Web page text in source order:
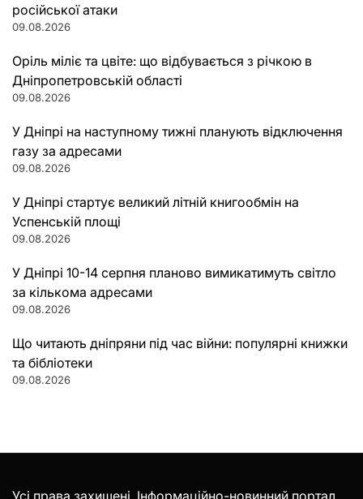
російської атаки
09.08.2026
Оріль міліє та цвіте: що відбувається з річкою в
Дніпропетровській області
09.08.2026
У Дніпрі на наступному тижні планують відключення
газу за адресами
09.08.2026
У Дніпрі стартує великий літній книгообмін на
Успенській площі
09.08.2026
У Дніпрі 10-14 серпня планово вимикатимуть світло
за кількома адресами
09.08.2026
Що читають дніпряни під час війни: популярні книжки
та бібліотеки
09.08.2026
Усі права захищені. Інформаційно-новинний портал